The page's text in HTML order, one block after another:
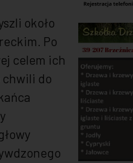
około
Po
celem ich
chwili do